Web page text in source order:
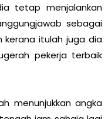
tetap menjalankan
sebagai
kerana itulah juga dia
pekerja terbaik
menunjukkan angka